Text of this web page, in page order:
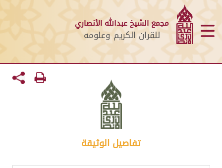
مجمع الشيخ عبدالله الأنصاري
للقران الكريم وعلومه
تفاصيل الوثيقة